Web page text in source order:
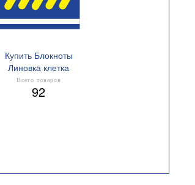
Купить Блокноты
Линовка клетка
Всего товаров
92